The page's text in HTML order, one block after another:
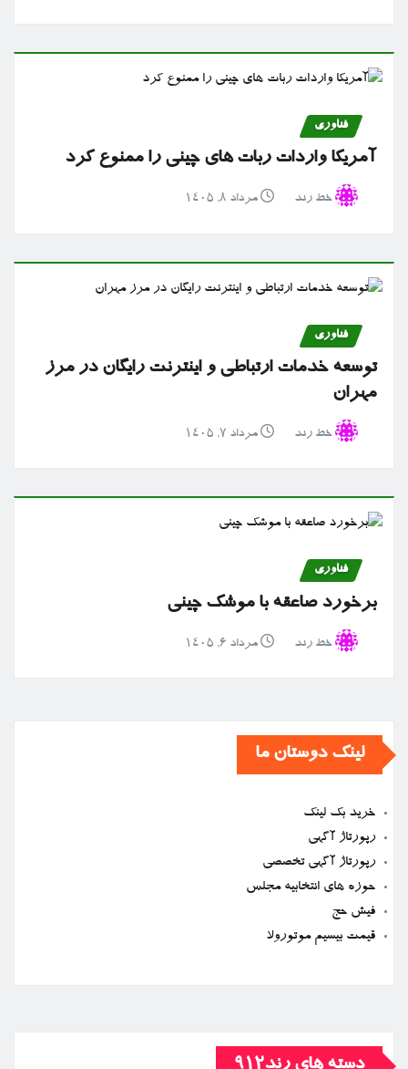
فناوری
آمریکا واردات ربات های چینی را ممنوع کرد
خط رند مرداد ۸, ۱۴۰۵
فناوری
توسعه خدمات ارتباطی و اینترنت رایگان در مرز
مهران
خط رند مرداد ۷, ۱۴۰۵
فناوری
برخورد صاعقه با موشک چینی
خط رند مرداد ۶, ۱۴۰۵
لینک دوستان ما
خرید بک لینک
رپورتاژ آگهی
رپورتاژ آگهی تخصصی
حوزه های انتخابیه مجلس
فیش حج
قیمت بیسیم موتورولا